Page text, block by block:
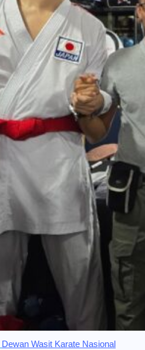
Dewan Wasit Karate Nasional